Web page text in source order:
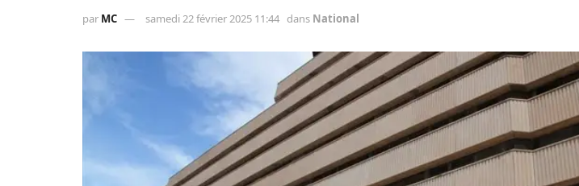
par MC samedi 22 février 2025 11:44 dans National